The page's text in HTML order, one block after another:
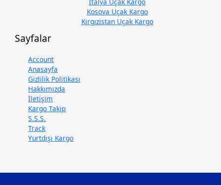
Kosova Uçak Kargo
Kırgızistan Uçak Kargo
Sayfalar
Account
Anasayfa
Gizlilik Politikası
Hakkımızda
İletişim
Kargo Takip
S.S.S.
Track
Yurtdışı Kargo